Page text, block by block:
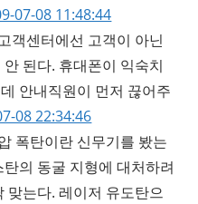
07-08 11:48:44
객센터에선 고객이 아닌
된다. 휴대폰이 익숙치
안내직원이 먼저 끊어주
08 22:34:46
폭탄이란 신무기를 봤는
의 동굴 지형에 대처하려
맞는다. 레이저 유도탄으